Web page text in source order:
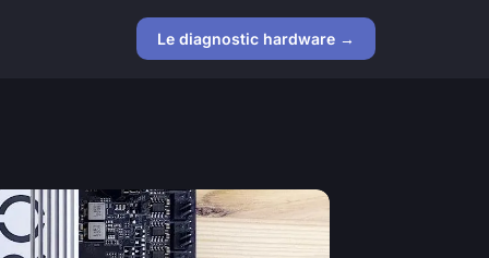
Le diagnostic hardware →